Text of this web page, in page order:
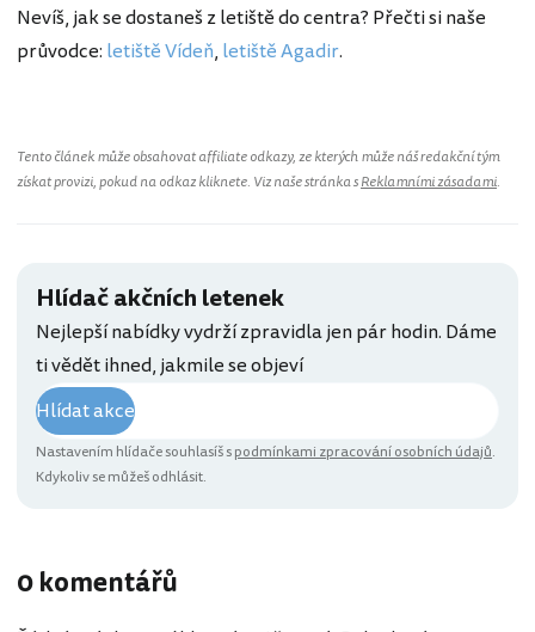
Nevíš, jak se dostaneš z letiště do centra? Přečti si naše
průvodce: letiště Vídeň, letiště Agadir.
Tento článek může obsahovat affiliate odkazy, ze kterých může náš redakční tým
získat provizi, pokud na odkaz kliknete. Viz naše stránka sReklamními zásadami.
Hlídač akčních letenek
Nejlepší nabídky vydrží zpravidla jen pár hodin. Dáme
ti vědět ihned, jakmile se objeví
Hlídat akce
Nastavením hlídače souhlasíš spodmínkami zpracování osobních údajů.
Kdykoliv se můžeš odhlásit.
0 komentářů